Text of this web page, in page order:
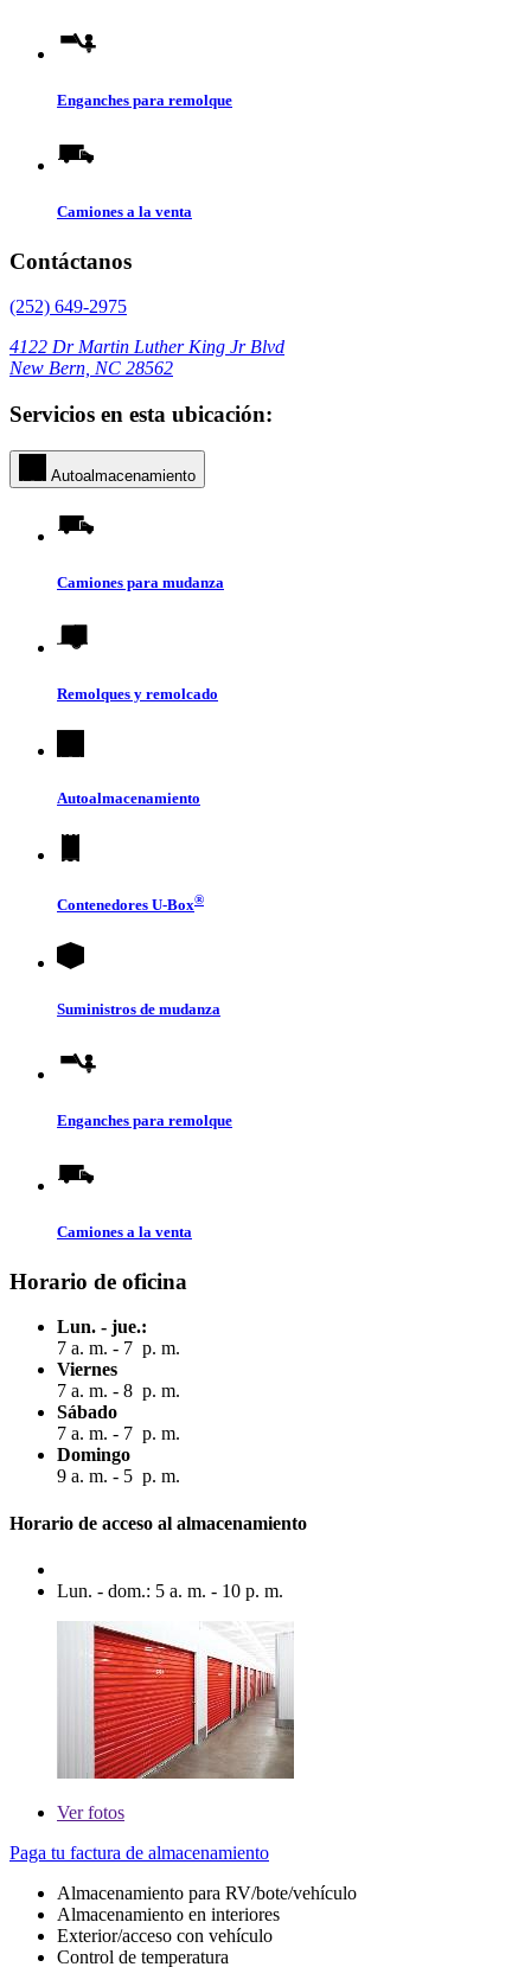
Enganches para remolque
Camiones a la venta
Contáctanos
(252) 649-2975
4122 Dr Martin Luther King Jr Blvd
New Bern, NC 28562
Servicios en esta ubicación:
Autoalmacenamiento
Camiones para mudanza
Remolques y remolcado
Autoalmacenamiento
Contenedores U-Box®
Suministros de mudanza
Enganches para remolque
Camiones a la venta
Horario de oficina
Lun. - jue.:
7 a. m. - 7 p. m.
Viernes
7 a. m. - 8 p. m.
Sábado
7 a. m. - 7 p. m.
Domingo
9 a. m. - 5 p. m.
Horario de acceso al almacenamiento
Lun. - dom.: 5 a. m. - 10 p. m.
Verfotos
Paga tu factura de almacenamiento
Almacenamiento para RV/bote/vehículo
Almacenamiento en interiores
Exterior/acceso con vehículo
Control de temperatura